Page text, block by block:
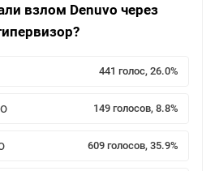
взлом Denuvo через
441 голос, 26.0%
149 голосов, 8.8%
609 голосов, 35.9%